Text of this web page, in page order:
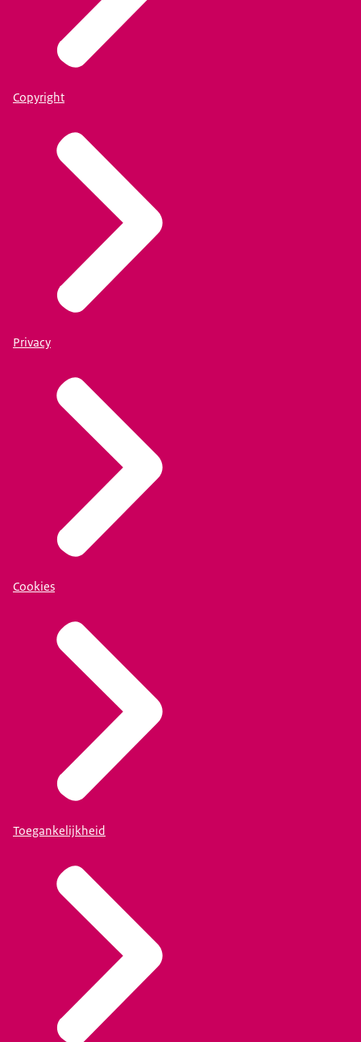
Copyright
Privacy
Cookies
Toegankelijkheid